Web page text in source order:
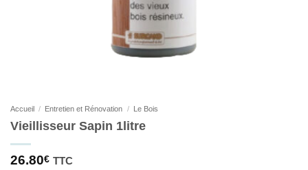
Accueil / Entretien et Rénovation / Le Bois
Vieillisseur Sapin 1litre
26.80€ TTC